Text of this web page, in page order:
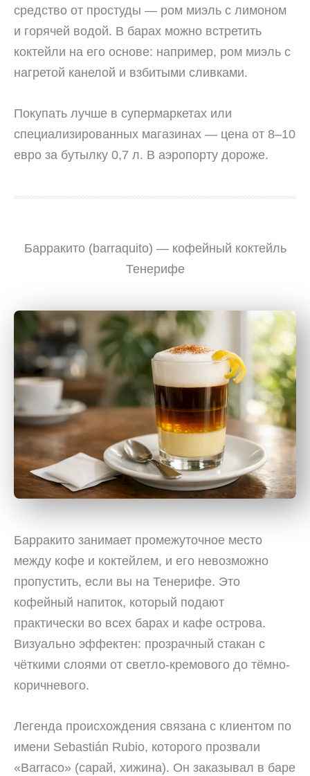
средство от простуды — ром миэль с лимоном
и горячей водой. В барах можно встретить
коктейли на его основе: например, ром миэль с
нагретой канелой и взбитыми сливками.
Покупать лучше в супермаркетах или
специализированных магазинах — цена от 8–10
евро за бутылку 0,7 л. В аэропорту дороже.
Барракито (barraquito) — кофейный коктейль
Тенерифе
Барракито занимает промежуточное место
между кофе и коктейлем, и его невозможно
пропустить, если вы на Тенерифе. Это
кофейный напиток, который подают
практически во всех барах и кафе острова.
Визуально эффектен: прозрачный стакан с
чёткими слоями от светло-кремового до тёмно-
коричневого.
Легенда происхождения связана с клиентом по
имени Sebastián Rubio, которого прозвали
«Barraco» (сарай, хижина). Он заказывал в баре